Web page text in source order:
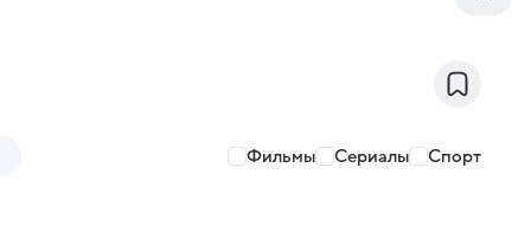
Фильмы Сериалы Спорт